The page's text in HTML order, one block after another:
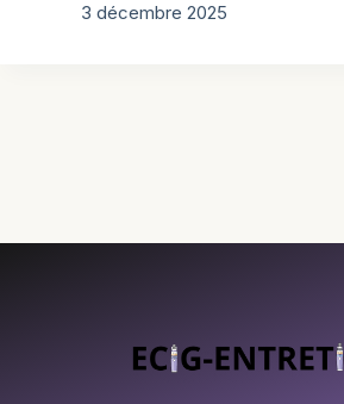
3 décembre 2025